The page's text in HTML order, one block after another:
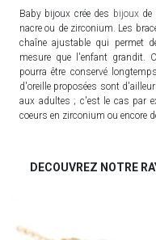
Baby bijoux crée des bijouxde
nacre ou de zirconium. Les
chaîne ajustable qui permet
mesure que l'enfant grandit.
pourra être conservé
d'oreille proposées sont
aux adultes ; c'est le cas par
coeurs en zirconium ou encore
DECOUVREZ NOTRE